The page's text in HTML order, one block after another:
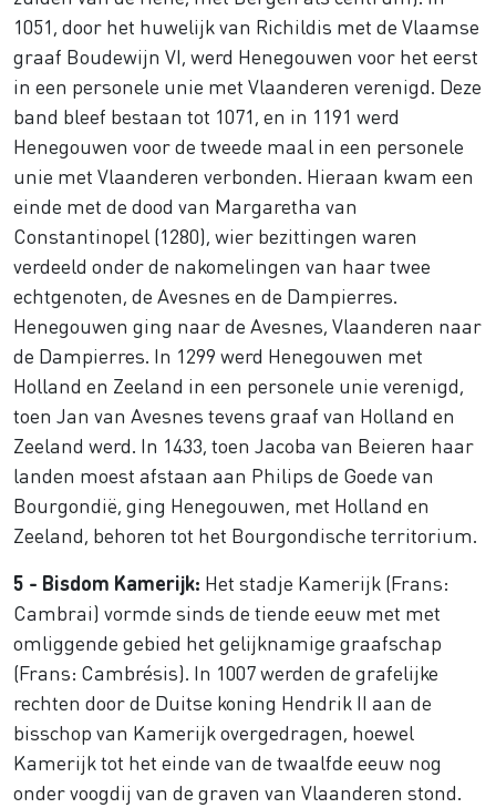
1051, door het huwelijk van Richildis met de Vlaamse
graaf Boudewijn VI, werd Henegouwen voor het eerst
in een personele unie met Vlaanderen verenigd. Deze
band bleef bestaan tot 1071, en in 1191 werd
Henegouwen voor de tweede maal in een personele
unie met Vlaanderen verbonden. Hieraan kwam een
einde met de dood van Margaretha van
Constantinopel (1280), wier bezittingen waren
verdeeld onder de nakomelingen van haar twee
echtgenoten, de Avesnes en de Dampierres.
Henegouwen ging naar de Avesnes, Vlaanderen naar
de Dampierres. In 1299 werd Henegouwen met
Holland en Zeeland in een personele unie verenigd,
toen Jan van Avesnes tevens graaf van Holland en
Zeeland werd. In 1433, toen Jacoba van Beieren haar
landen moest afstaan aan Philips de Goede van
Bourgondië, ging Henegouwen, met Holland en
Zeeland, behoren tot het Bourgondische territorium.
5 - Bisdom Kamerijk: Het stadje Kamerijk (Frans:
Cambrai) vormde sinds de tiende eeuw met met
omliggende gebied het gelijknamige graafschap
(Frans: Cambrésis). In 1007 werden de grafelijke
rechten door de Duitse koning Hendrik II aan de
bisschop van Kamerijk overgedragen, hoewel
Kamerijk tot het einde van de twaalfde eeuw nog
onder voogdij van de graven van Vlaanderen stond.